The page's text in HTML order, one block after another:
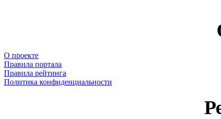
О проекте
Правила портала
Правила рейтинга
Политика конфиденциальности